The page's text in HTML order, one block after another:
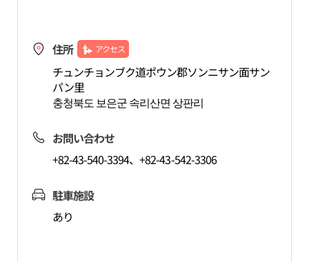
住所 アクセス
チュンチョンブク道ポウン郡ソンニサン面サン
パン里
충청북도 보은군 속리산면 상판리
お問い合わせ
+82-43-540-3394、+82-43-542-3306
駐車施設
あり